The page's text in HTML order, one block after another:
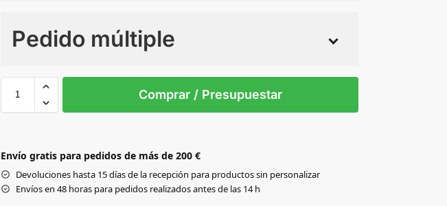
Pedido múltiple
56
L / 46 M / 44
GREY/BLACK
Comprar / Presupuestar
Envío gratis para pedidos de más de 200 €
Devoluciones hasta 15 días de la recepción para productos sin personalizar
Envíos en 48 horas para pedidos realizados antes de las 14 h